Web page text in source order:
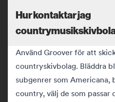
Hur kontaktar jag
Använd Groover för att
countryskivbolag. Bläddra
subgenrer som Americana,
country, välj de som passar